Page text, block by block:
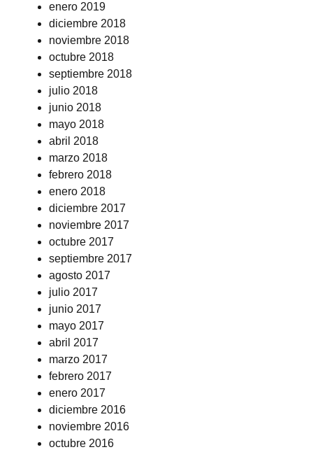
enero 2019
diciembre 2018
noviembre 2018
octubre 2018
septiembre 2018
julio 2018
junio 2018
mayo 2018
abril 2018
marzo 2018
febrero 2018
enero 2018
diciembre 2017
noviembre 2017
octubre 2017
septiembre 2017
agosto 2017
julio 2017
junio 2017
mayo 2017
abril 2017
marzo 2017
febrero 2017
enero 2017
diciembre 2016
noviembre 2016
octubre 2016